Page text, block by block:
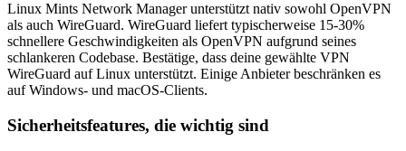
Linux Mints Network Manager unterstützt nativ sowohl OpenVPN
als auch WireGuard. WireGuard liefert typischerweise 15-30%
schnellere Geschwindigkeiten als OpenVPN aufgrund seines
schlankeren Codebase. Bestätige, dass deine gewählte VPN
WireGuard auf Linux unterstützt. Einige Anbieter beschränken es
auf Windows- und macOS-Clients.
Sicherheitsfeatures, die wichtig sind